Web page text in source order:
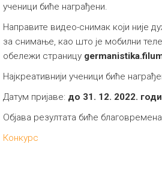
ученици биће награђени.
Направите видео-снимак који није
за снимање, као што је мобилни
обележи страницу
Најкреативнији ученици биће
Датум пријаве: до 31. 12. 2022.
Објава резултата биће
Конкурс